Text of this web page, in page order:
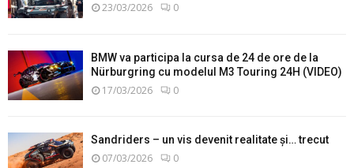
23/03/2026 0
BMW va participa la cursa de 24 de ore de la
Nürburgring cu modelul M3 Touring 24H (VIDEO)
17/03/2026 0
Sandriders – un vis devenit realitate și… trecut
07/03/2026 0